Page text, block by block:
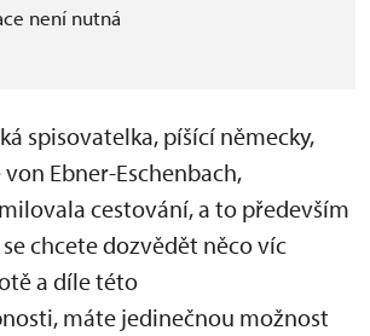
není nutná
spisovatelka, píšící německy,
Ebner-Eschenbach,
cestování, a to především
chcete dozvědět něco víc
a díle této
máte jedinečnou možnost